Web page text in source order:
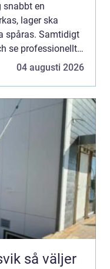
snabbt en
lager ska
spåras. Samtidigt
se professionellt
central roll. De
04 augusti 2026